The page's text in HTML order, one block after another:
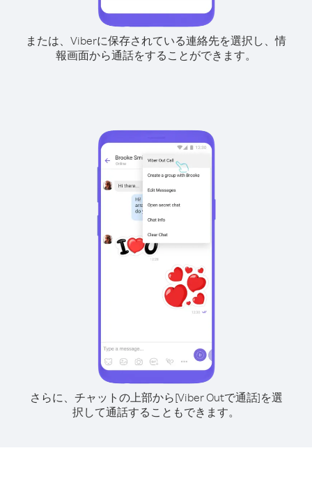
または、Viberに保存されている連絡先を選択し、情
報画面から通話をすることができます。
さらに、チャットの上部から[Viber Outで通話]を選
択して通話することもできます。